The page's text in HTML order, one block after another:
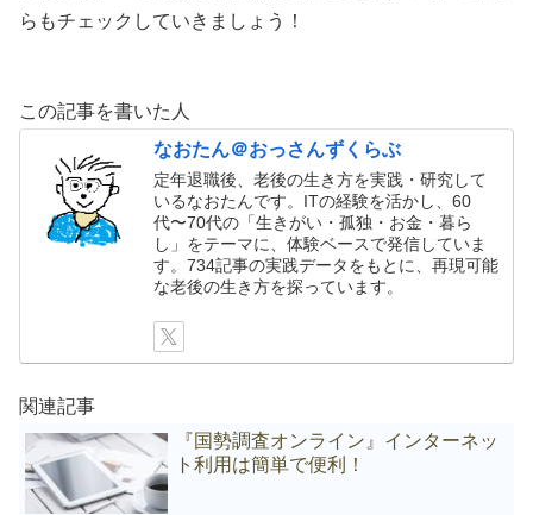
らもチェックしていきましょう！
この記事を書いた人
なおたん＠おっさんずくらぶ
定年退職後、老後の生き方を実践・研究して
いるなおたんです。ITの経験を活かし、60
代〜70代の「生きがい・孤独・お金・暮ら
し」をテーマに、体験ベースで発信していま
す。734記事の実践データをもとに、再現可能
な老後の生き方を探っています。
関連記事
『国勢調査オンライン』インターネッ
ト利用は簡単で便利！